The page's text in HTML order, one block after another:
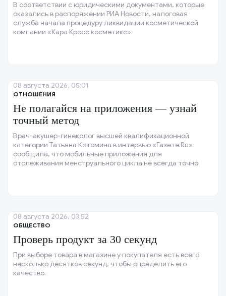
В соответствии с юридическими документами, которые
оказались в распоряжении РИА Новости, налоговая
служба начала процедуру ликвидации косметической
компании «Кара Кросс косметикс».
ОТНОШЕНИЯ
Не полагайся на приложения — узнай
точный метод
Врач-акушер-гинеколог высшей квалификационной
категории Татьяна Котомина в интервью «Газете.Ru»
сообщила, что мобильные приложения для
отслеживания менструального цикла не всегда точно
08 августа 2026, 05:01
ОБЩЕСТВО
Проверь продукт за 30 секунд
При выборе товара в магазине у покупателя есть всего
несколько десятков секунд, чтобы определить его
качество.
08 августа 2026, 03:52